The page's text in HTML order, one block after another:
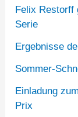
Felix Restorff
Serie
Ergebnisse
Sommer-
Einladung
Prix